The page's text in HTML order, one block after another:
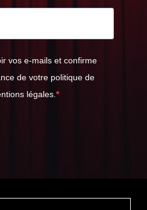
vos e-mails et confirme
de votre politique de
légales.